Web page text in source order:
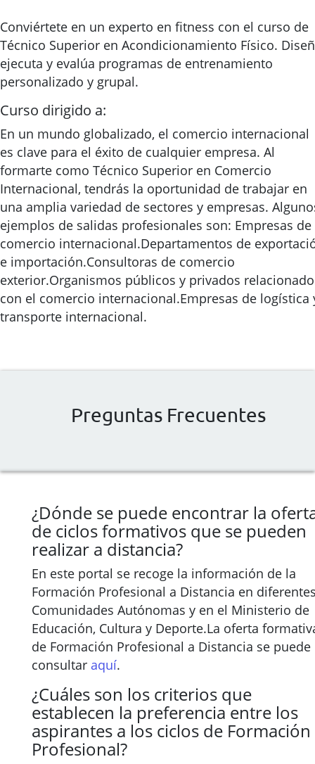
Conviértete en un experto en fitness con el curso de
Técnico Superior en Acondicionamiento Físico.
ejecuta y evalúa programas de entrenamiento
personalizado y grupal.
Curso dirigido a:
En un mundo globalizado, el comercio internacional
es clave para el éxito de cualquier empresa. Al
formarte como Técnico Superior en Comercio
Internacional, tendrás la oportunidad de trabajar en
una amplia variedad de sectores y empresas.
ejemplos de salidas profesionales son: Empresas de
comercio internacional.Departamentos de
e importación.Consultoras de comercio
exterior.Organismos públicos y privados
con el comercio internacional.Empresas de logística
transporte internacional.
Preguntas Frecuentes
¿Dónde se puede encontrar la
de ciclos formativos que se pueden
realizar a distancia?
En este portal se recoge la información de la
Formación Profesional a Distancia en
Comunidades Autónomas y en el Ministerio de
Educación, Cultura y Deporte.La oferta
de Formación Profesional a Distancia se puede
consultar aquí.
¿Cuáles son los criterios que
establecen la preferencia entre los
aspirantes a los ciclos de Formación
Profesional?